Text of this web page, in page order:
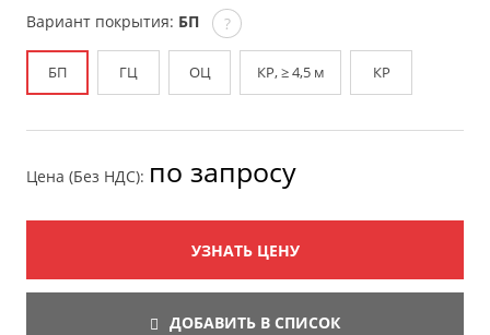
Вариант покрытия: БП ?
БП ГЦ ОЦ КР, ≥ 4,5 м КР
Цена (Без НДС): по запросу
УЗНАТЬ ЦЕНУ
ДОБАВИТЬ В СПИСОК